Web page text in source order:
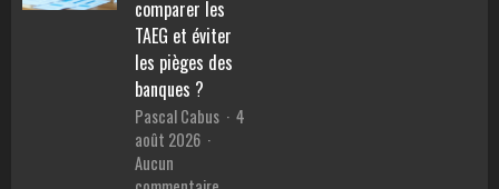
1
personne
ligne
comparer les
TAEG et éviter
les pièges des
banques ?
Pascal Cabus
4
août 2026
Aucun